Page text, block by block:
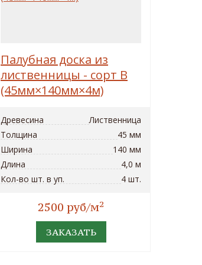
Палубная доска из
лиственницы - сорт B
(45мм×140мм×4м)
Древесина
Лиственница
Толщина
45 мм
Ширина
140 мм
Длина
4,0 м
Кол-во шт. в уп.
4 шт.
2500 руб/м2
ЗАКАЗАТЬ